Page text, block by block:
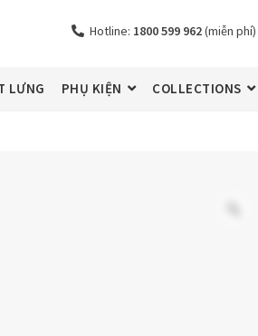
Hotline: 1800 599 962(miễn phí)
LƯNG PHỤ KIỆN COLLECTIONS